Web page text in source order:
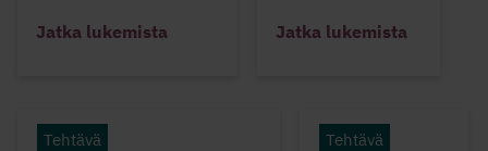
Jatka lukemista Jatka lukemista
Tehtävä
Tehtävä